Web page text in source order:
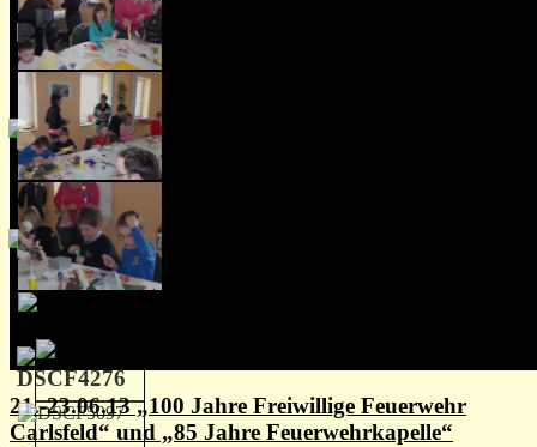
21.-23.06.13 „100 Jahre Freiwillige Feuerwehr
Carlsfeld“ und „85 Jahre Feuerwehrkapelle“